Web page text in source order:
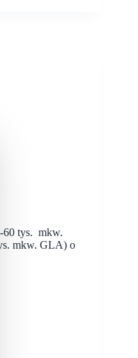
60 tys. mkw.
mkw. GLA) o